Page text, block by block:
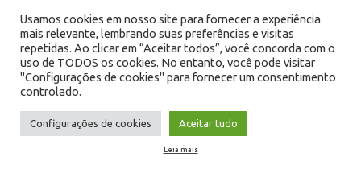
alguma dos problemas de segurança pública
do Rio, além de só os ter agravado.
Nesse contexto, se pegarmos uma a uma das
razão. Estávamos cobertos de razão e hoje
vemos que o estado do Rio de Janeiro foi
Usamos cookies em nosso site para fornecer a experiência
mais relevante, lembrando suas preferências e visitas
repetidas. Ao clicar em “Aceitar todos”, você concorda com o
uso de TODOS os cookies. No entanto, você pode visitar
"Configurações de cookies" para fornecer um consentimento
controlado.
Configurações de cookies Aceitar tudo
Leia mais